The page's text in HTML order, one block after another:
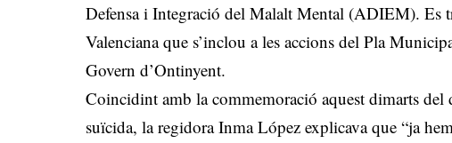
Defensa i Integració del Malalt Mental (ADIEM). Es
Valenciana que s’inclou a les accions del Pla
Govern d’Ontinyent.
Coincidint amb la commemoració aquest dimarts
suïcida, la regidora Inma López explicava que “ja